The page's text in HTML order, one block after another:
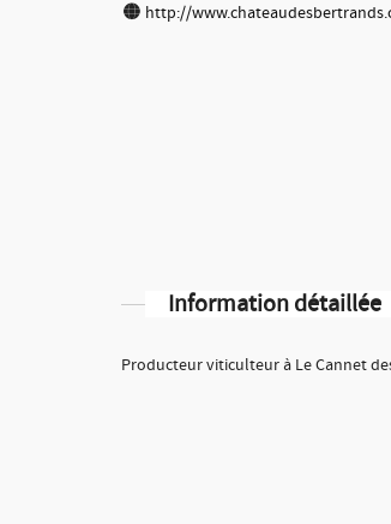
http://
Information détaillée
Producteur viticulteur à Le Cannet